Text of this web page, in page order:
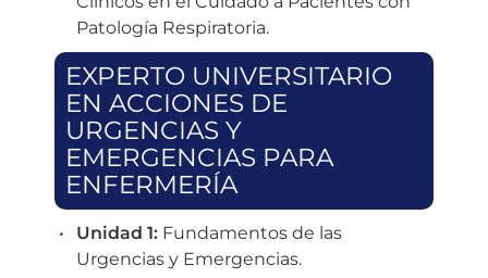
Patología Respiratoria.
EXPERTO UNIVERSITARIO
EN ACCIONES DE
URGENCIAS Y
EMERGENCIAS PARA
ENFERMERÍA
Unidad 1: Fundamentos de las
Urgencias y Emergencias.